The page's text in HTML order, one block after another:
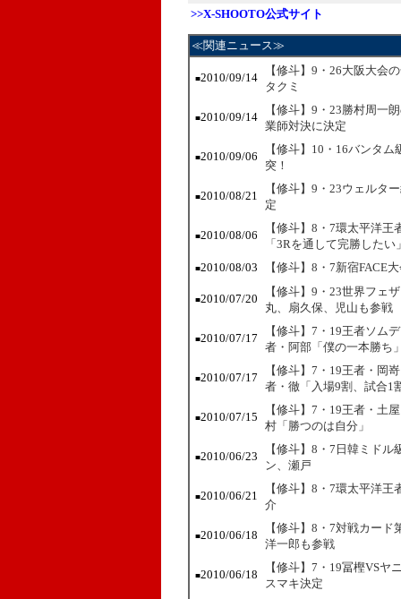
>>X-SHOOTO公式サイト
≪関連ニュース≫
■2010/09/14
【修斗】9・26大阪大会
タクミ
■2010/09/14
【修斗】9・23勝村周一
業師対決に決定
■2010/09/06
【修斗】10・16バンタ
突！
■2010/08/21
【修斗】9・23ウェルタ
定
■2010/08/06
【修斗】8・7環太平洋
「3Rを通して完勝したい
■2010/08/03 【修斗】8・7新宿FACE
■2010/07/20
【修斗】9・23世界フェ
丸、扇久保、児山も参戦
■2010/07/17
【修斗】7・19王者ソム
者・阿部「僕の一本勝ち
■2010/07/17
【修斗】7・19王者・岡
者・徹「入場9割、試合1
■2010/07/15
【修斗】7・19王者・土
村「勝つのは自分」
■2010/06/23
【修斗】8・7日韓ミド
ン、瀬戸
■2010/06/21
【修斗】8・7環太平洋
介
■2010/06/18
【修斗】8・7対戦カー
洋一郎も参戦
■2010/06/18
【修斗】7・19冨樫VS
スマキ決定